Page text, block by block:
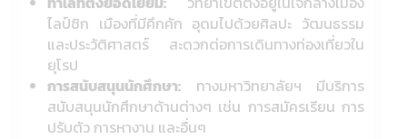
ไลป์ซิก เมืองที่มีคึกคัก อุดมไปด้วยศิลปะ วัฒนธรรม
และประวัติศาสตร์ สะดวกต่อการเดินทางท่องเที่ยวใน
ยุโรป
การสนับสนุนนักศึกษา: ทางมหาวิทยาลัยฯ มีบริการ
สนับสนุนนักศึกษาด้านต่างๆ เช่น การสมัครเรียน การ
ปรับตัว การหางาน และอื่นๆ